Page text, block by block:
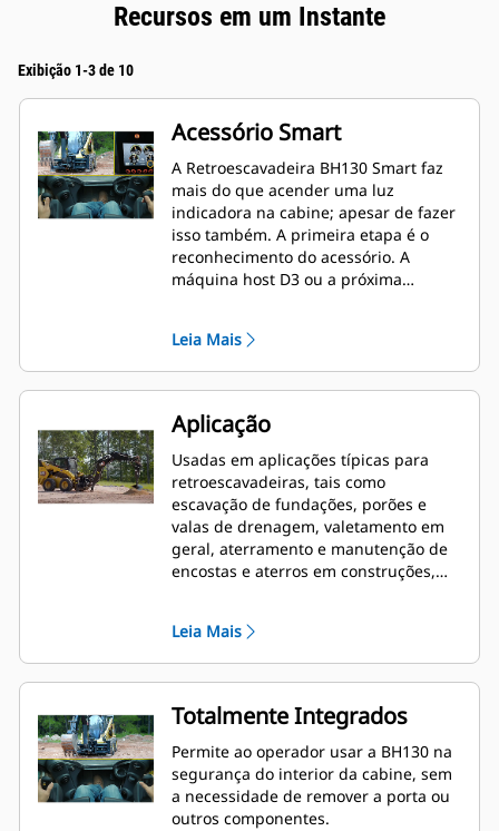
Recursos em um Instante
Exibição 1-3 de 10
Acessório Smart
A Retroescavadeira BH130 Smart faz
mais do que acender uma luz
indicadora na cabine; apesar de fazer
isso também. A primeira etapa é o
reconhecimento do acessório. A
máquina host D3 ou a próxima
Isso ativa um visor dedicado na
máquina para permitir a seleção de
opções para a BH130. Como um
acessório inteligente, a BH130 permite
a troca de padrão. Isto é, as funções
dos joysticks da máquina são
redefinidas para atuarem no
acessório.
Leia Mais
Aplicação
Usadas em aplicações típicas para
retroescavadeiras, tais como
escavação de fundações, porões e
valas de drenagem, valetamento em
geral, aterramento e manutenção de
encostas e aterros em construções,
Leia Mais
Totalmente Integrados
Permite ao operador usar a BH130 na
segurança do interior da cabine, sem
a necessidade de remover a porta ou
outros componentes.